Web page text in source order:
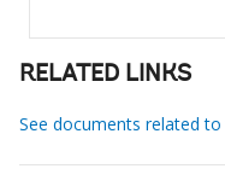
RELATED LINKS
See documents related